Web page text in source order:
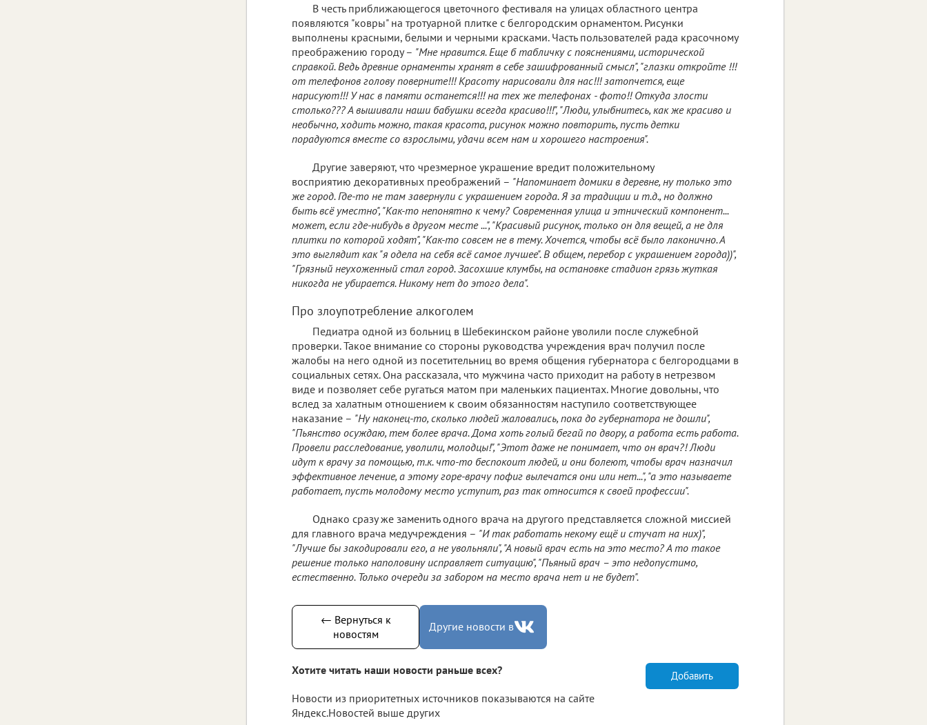
В честь приближающегося цветочного фестиваля на улицах областного центра
появляются "ковры" на тротуарной плитке с белгородским орнаментом. Рисунки
выполнены красными, белыми и черными красками. Часть пользователей рада красочному
преображению городу – "Мне нравится. Еще б табличку с пояснениями, исторической
справкой. Ведь древние орнаменты хранят в себе зашифрованный смысл", "глазки откройте !!!
от телефонов голову поверните!!! Красоту нарисовали для нас!!! затопчется, еще
нарисуют!!! У нас в памяти останется!!! на тех же телефонах - фото!! Откуда злости
столько??? А вышивали наши бабушки всегда красиво!!!", "Люди, улыбнитесь, как же красиво и
необычно, ходить можно, такая красота, рисунок можно повторить, пусть детки
порадуются вместе со взрослыми, удачи всем нам и хорошего настроения".
Другие заверяют, что чрезмерное украшение вредит положительному
восприятию декоративных преображений – "Напоминает домики в деревне, ну только это
же город. Где-то не там завернули с украшением города. Я за традиции и т.д., но должно
быть всё уместно", "Как-то непонятно к чему? Современная улица и этнический компонент...
может, если где-нибудь в другом месте ...", "Красивый рисунок, только он для вещей, а не для
плитки по которой ходят", "Как-то совсем не в тему. Хочется, чтобы всё было лаконично. А
это выглядит как "я одела на себя всё самое лучшее". В общем, перебор с украшением города))",
"Грязный неухоженный стал город. Засохшие клумбы, на остановке стадион грязь жуткая
никогда не убирается. Никому нет до этого дела".
Про злоупотребление алкоголем
Педиатра одной из больниц в Шебекинском районе уволили после служебной
проверки. Такое внимание со стороны руководства учреждения врач получил после
жалобы на него одной из посетительниц во время общения губернатора с белгородцами в
социальных сетях. Она рассказала, что мужчина часто приходит на работу в нетрезвом
виде и позволяет себе ругаться матом при маленьких пациентах. Многие довольны, что
вслед за халатным отношением к своим обязанностям наступило соответствующее
наказание – "Ну наконец-то, сколько людей жаловались, пока до губернатора не дошли",
"Пьянство осуждаю, тем более врача. Дома хоть голый бегай по двору, а работа есть работа.
Провели расследование, уволили, молодцы!", "Этот даже не понимает, что он врач?! Люди
идут к врачу за помощью, т.к. что-то беспокоит людей, и они болеют, чтобы врач назначил
эффективное лечение, а этому горе-врачу пофиг вылечатся они или нет...", "а это называете
работает, пусть молодому место уступит, раз так относится к своей профессии".
Однако сразу же заменить одного врача на другого представляется сложной миссией
для главного врача медучреждения – "И так работать некому ещё и стучат на них)",
"Лучше бы закодировали его, а не увольняли", "А новый врач есть на это место? А то такое
решение только наполовину исправляет ситуацию", "Пьяный врач – это недопустимо,
естественно. Только очереди за забором на место врача нет и не будет".
← Вернуться к
новостям
Другие новости в
Хотите читать наши новости раньше всех?
Новости из приоритетных источников показываются на сайте
Яндекс.Новостей выше других
Добавить